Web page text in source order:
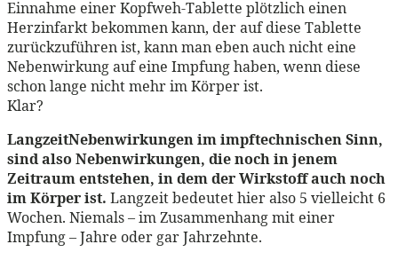
Einnahme einer Kopfweh-Tablette plötzlich einen
Herzinfarkt bekommen kann, der auf diese Tablette
zurückzuführen ist, kann man eben auch nicht eine
Nebenwirkung auf eine Impfung haben, wenn diese
schon lange nicht mehr im Körper ist.
Klar?
LangzeitNebenwirkungen im impftechnischen Sinn,
sind also Nebenwirkungen, die noch in jenem
Zeitraum entstehen, in dem der Wirkstoff auch noch
im Körper ist. Langzeit bedeutet hier also 5 vielleicht 6
Wochen. Niemals – im Zusammenhang mit einer
Impfung – Jahre oder gar Jahrzehnte.